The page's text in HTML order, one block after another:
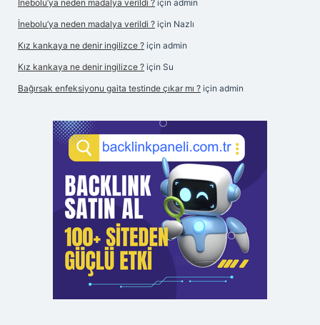
İnebolu’ya neden madalya verildi ? için admin
İnebolu’ya neden madalya verildi ? için Nazlı
Kız kankaya ne denir ingilizce ? için admin
Kız kankaya ne denir ingilizce ? için Su
Bağırsak enfeksiyonu gaita testinde çıkar mı ? için admin